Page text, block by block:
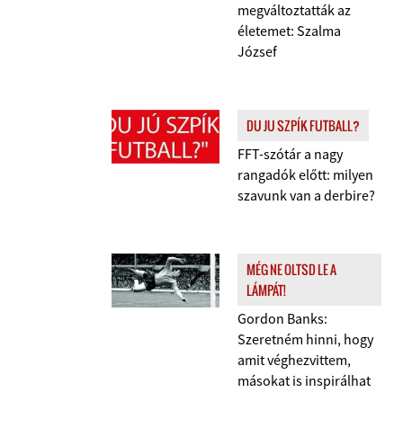
megváltoztatták az
életemet: Szalma
József
DU JU SZPÍK FUTBALL?
FFT-szótár a nagy
rangadók előtt: milyen
szavunk van a derbire?
MÉG NE OLTSD LE A
LÁMPÁT!
Gordon Banks:
Szeretném hinni, hogy
amit véghezvittem,
másokat is inspirálhat